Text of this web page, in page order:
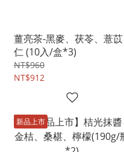
薑亮茶-黑麥、茯苓、薏苡
仁 (10入/盒*3)
NT$960
NT$912
新品上市